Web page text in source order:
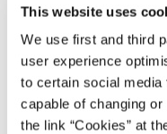
This website uses
We use first and third
user experience
to certain social media
capable of changing
the link “Cookies” at
18. september kl. 10.00
På pressemødet deltager
vicestatsminister og
udenrigsminister Lars
sundhedsminister Sophie